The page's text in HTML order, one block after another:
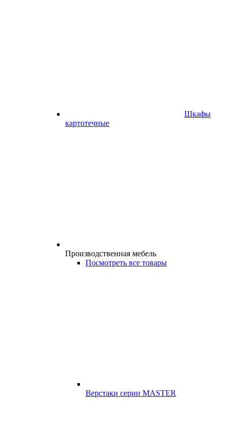
Шкафы
картотечные
Производственная мебель
Посмотреть все товары
Верстаки серии MASTER